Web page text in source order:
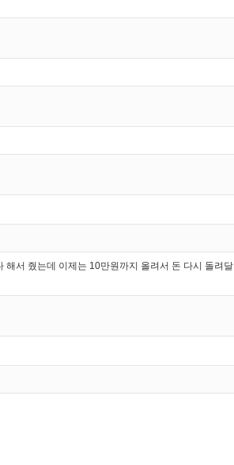
서 줬는데 이제는 10만원까지 올려서 돈 다시 돌려달